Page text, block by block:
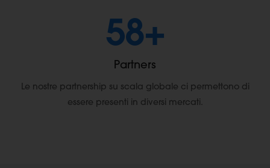
60+
Partners
Le nostre partnership su scala globale ci permettono di
essere presenti in diversi mercati.